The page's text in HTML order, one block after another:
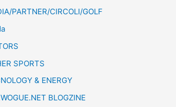
PARTNER/CIRCOLI/GOLF
SPORTS
& ENERGY
BLOGZINE